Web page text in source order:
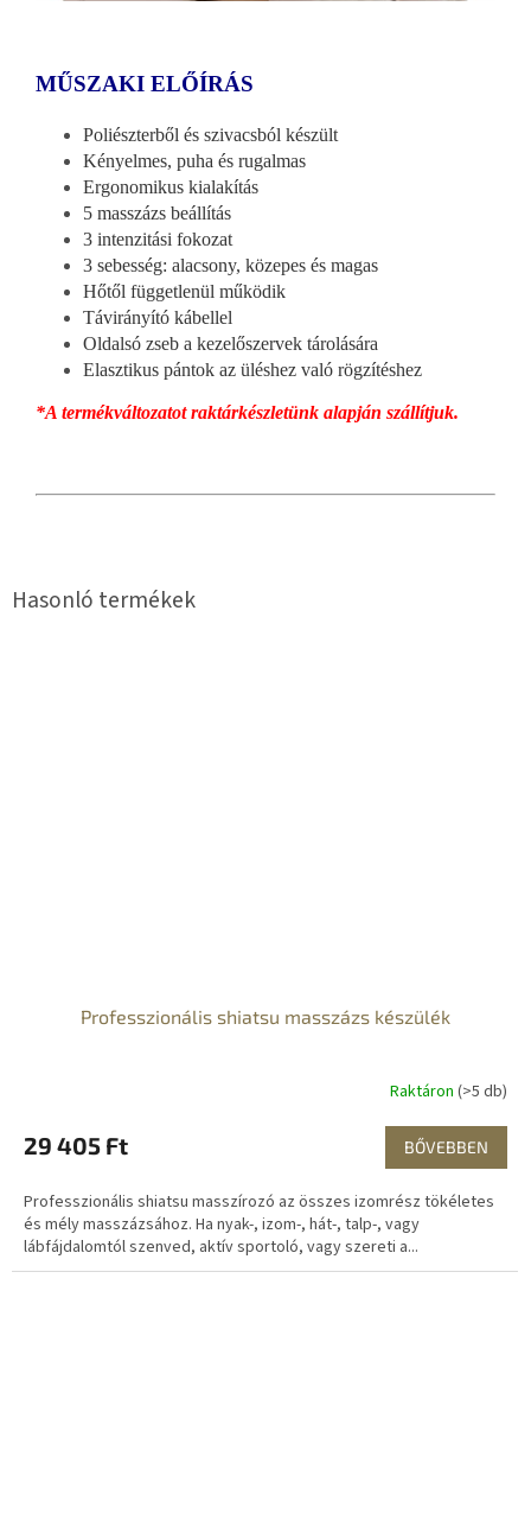
MŰSZAKI ELŐÍRÁS
Poliészterből és szivacsból készült
Kényelmes, puha és rugalmas
Ergonomikus kialakítás
5 masszázs beállítás
3 intenzitási fokozat
3 sebesség: alacsony, közepes és magas
Hőtől függetlenül működik
Távirányító kábellel
Oldalsó zseb a kezelőszervek tárolására
Elasztikus pántok az üléshez való rögzítéshez
*A termékváltozatot raktárkészletünk alapján szállítjuk.
Professzionális shiatsu masszázs készülék
Raktáron (>5 db)
29 405 Ft BŐVEBBEN
Professzionális shiatsu masszírozó az összes izomrész tökéletes
és mély masszázsához. Ha nyak-, izom-, hát-, talp-, vagy
lábfájdalomtól szenved, aktív sportoló, vagy szereti a...